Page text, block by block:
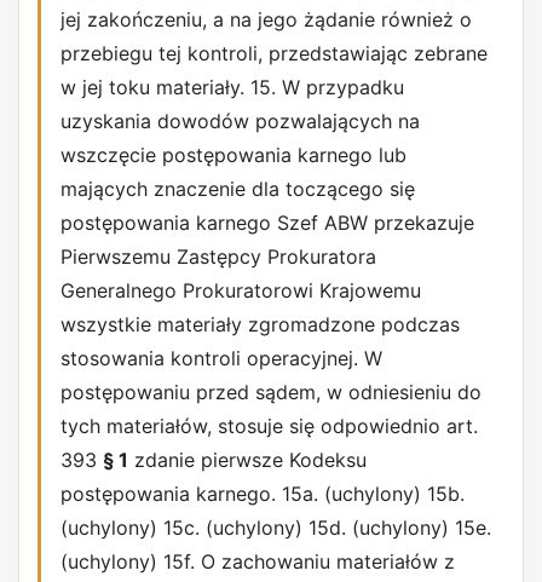
jej zakończeniu, a na jego żądanie również o
przebiegu tej kontroli, przedstawiając zebrane
w jej toku materiały. 15. W przypadku
uzyskania dowodów pozwalających na
wszczęcie postępowania karnego lub
mających znaczenie dla toczącego się
postępowania karnego Szef ABW przekazuje
Pierwszemu Zastępcy Prokuratora
Generalnego Prokuratorowi Krajowemu
wszystkie materiały zgromadzone podczas
stosowania kontroli operacyjnej. W
postępowaniu przed sądem, w odniesieniu do
tych materiałów, stosuje się odpowiednio art.
393 § 1 zdanie pierwsze Kodeksu
postępowania karnego. 15a. (uchylony) 15b.
(uchylony) 15c. (uchylony) 15d. (uchylony) 15e.
(uchylony) 15f. O zachowaniu materiałów z